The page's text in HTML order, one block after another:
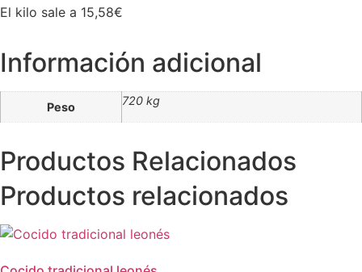
El kilo sale a 15,58€
Información adicional
Peso 720 kg
Productos Relacionados
Productos relacionados